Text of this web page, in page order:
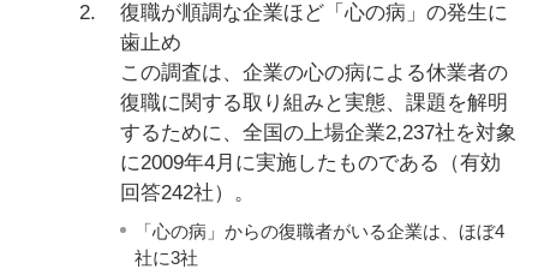
2.
復職が順調な企業ほど「心の病」の発生に
歯止め
この調査は、企業の心の病による休業者の
復職に関する取り組みと実態、課題を解明
するために、全国の上場企業2,237社を対象
に2009年4月に実施したものである（有効
回答242社）。
「心の病」からの復職者がいる企業は、ほぼ4
社に3社